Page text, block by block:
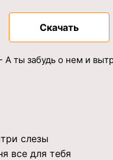
Скачать
ты забудь о нем и
слезы
все для тебя